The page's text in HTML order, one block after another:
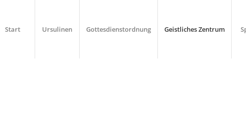
Start Ursulinen Gottesdienstordnung Geistliches Zentrum